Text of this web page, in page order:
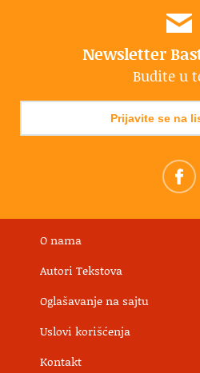
Newsletter
Budite u
Prijavite se na
O nama
Autori Tekstova
Oglašavanje na sajtu
Uslovi korišćenja
Kontakt